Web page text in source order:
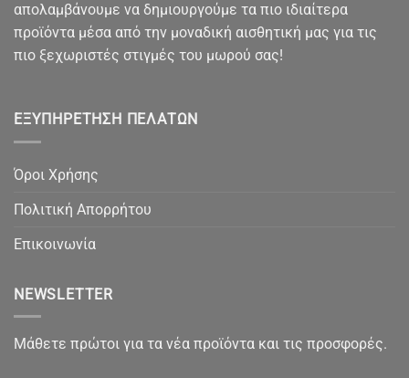
απολαμβάνουμε να δημιουργούμε τα πιο ιδιαίτερα
προϊόντα μέσα από την μοναδική αισθητική μας για τις
πιο ξεχωριστές στιγμές του μωρού σας!
ΕΞΥΠΗΡΈΤΗΣΗ ΠΕΛΑΤΏΝ
Όροι Χρήσης
Πολιτική Απορρήτου
Επικοινωνία
NEWSLETTER
Μάθετε πρώτοι για τα νέα προϊόντα και τις προσφορές.